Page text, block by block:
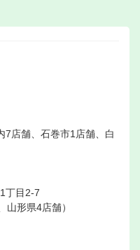
7店舗、石巻市1店舗、白
丁目2-7
形県4店舗）